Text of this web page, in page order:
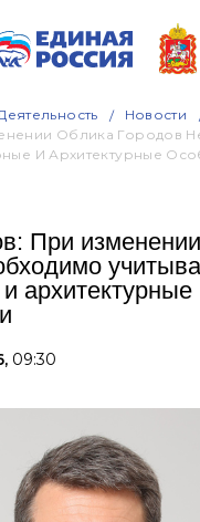
Новости
Облика Городов
И Архитектурные
При
архитектурные
09:30